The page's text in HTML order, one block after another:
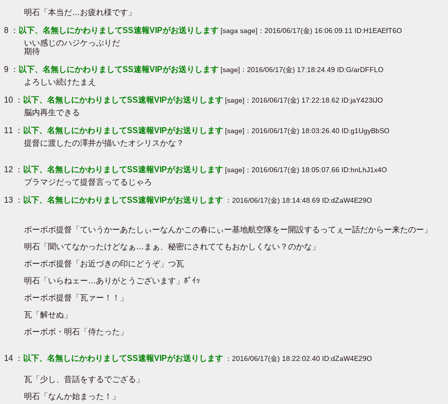
明石「本当だ…お疲れ様です」
8 ： 以下、名無しにかわりましてSS速報VIPがお送りします [saga sage]：2016/06/17(金) 16:06:09.11 ID:H1EAEfT6O
いい感じのハジケっぷりだ
期待
9 ： 以下、名無しにかわりましてSS速報VIPがお送りします [sage]：2016/06/17(金) 17:18:24.49 ID:G/arDFFLO
よろしい続けたまえ
10 ： 以下、名無しにかわりましてSS速報VIPがお送りします [sage]：2016/06/17(金) 17:22:18.62 ID:jaY423lJO
脳内再生できる
11 ： 以下、名無しにかわりましてSS速報VIPがお送りします [sage]：2016/06/17(金) 18:03:26.40 ID:g1UgyBbSO
提督に渡したの澤井が描いたオシリスかな？
12 ： 以下、名無しにかわりましてSS速報VIPがお送りします [sage]：2016/06/17(金) 18:05:07.66 ID:hnLhJ1x4O
ブラマジだって提督言ってるじゃろ
13 ： 以下、名無しにかわりましてSS速報VIPがお送りします ：2016/06/17(金) 18:14:48.69 ID:dZaW4E29O
ボーボボ提督「ていうかーあたしぃーなんかこの春にぃー基地航空隊をー開設するってぇー話だからー来たのー」
明石「聞いてなかったけどなぁ…まぁ、秘密にされててもおかしくない？のかな」
ボーボボ提督「お近づきの印にどうぞ」つ瓦
明石「いらねェー…ありがとうございます」ﾎﾟｲｯ
ボーボボ提督「瓦ァー！！」
瓦「解せぬ」
ボーボボ・明石「侍たった」
14 ： 以下、名無しにかわりましてSS速報VIPがお送りします ：2016/06/17(金) 18:22:02.40 ID:dZaW4E29O
瓦「少し、昔話をするでござる」
明石「なんか始まった！」